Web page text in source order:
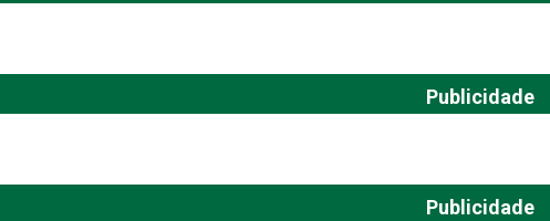
Publicidade
Publicidade